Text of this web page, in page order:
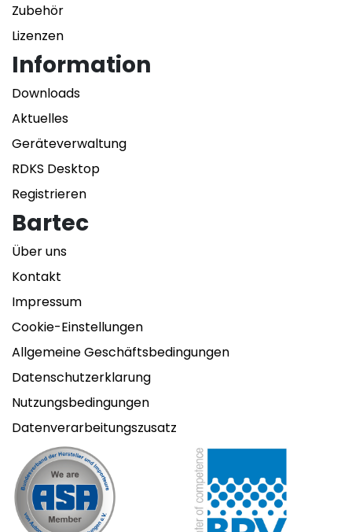
Zubehör
Lizenzen
Information
Downloads
Aktuelles
Geräteverwaltung
RDKS Desktop
Registrieren
Bartec
Über uns
Kontakt
Impressum
Cookie-Einstellungen
Allgemeine Geschäftsbedingungen
Datenschutzerklarung
Nutzungsbedingungen
Datenverarbeitungszusatz